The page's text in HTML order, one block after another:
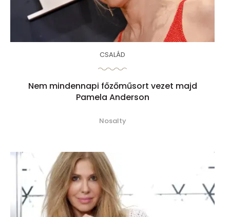
CSALÁD
Nem mindennapi főzőműsort vezet majd
Pamela Anderson
Nosalty